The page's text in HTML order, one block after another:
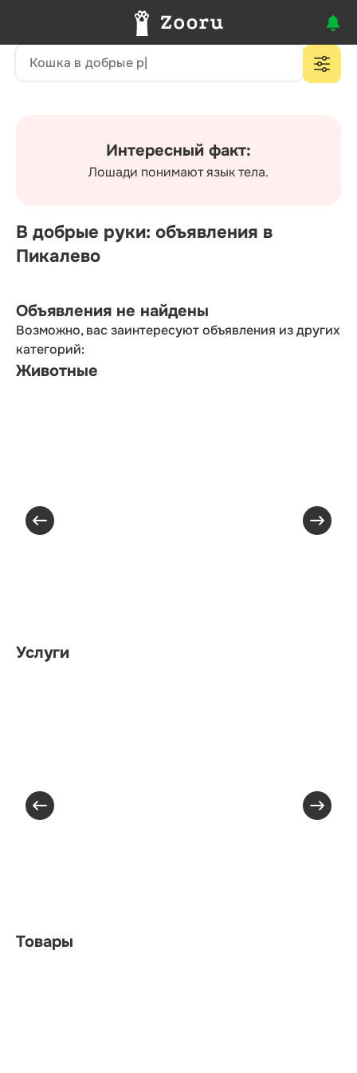
Интересный факт:
Лошади понимают язык тела.
В добрые руки: объявления в
Пикалево
Объявления не найдены
Возможно, вас заинтересуют объявления из других
категорий:
Животные
Услуги
Товары